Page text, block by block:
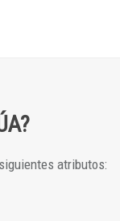
atributos: